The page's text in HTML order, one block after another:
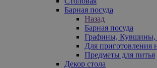
Барная посуда
Назад
Барная посуда
Графины, Кувшины,
Для приготовления
Предметы для питья
Декор стола